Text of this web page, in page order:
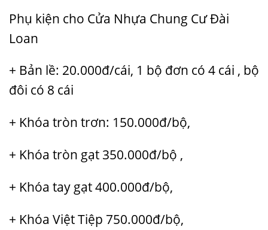
Phụ kiện cho Cửa Nhựa Chung Cư Đài
Loan
+ Bản lề: 20.000đ/cái, 1 bộ đơn có 4 cái , bộ
đôi có 8 cái
+ Khóa tròn trơn: 150.000đ/bộ,
+ Khóa tròn gạt 350.000đ/bộ ,
+ Khóa tay gạt 400.000đ/bộ,
+ Khóa Việt Tiệp 750.000đ/bộ,